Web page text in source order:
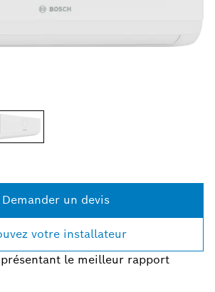
Demander un devis
votre installateur
le meilleur rapport